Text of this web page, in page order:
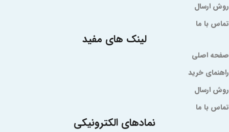
روش ارسال
تماس با ما
لینک های مفید
صفحه اصلی
راهنمای خرید
روش ارسال
تماس با ما
نمادهای الکترونیکی